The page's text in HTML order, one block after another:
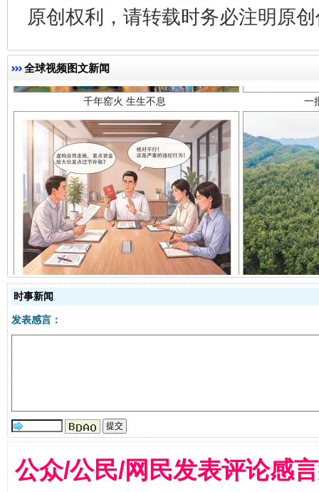
原创权利，请转载时务必注明原
全球视频图文新闻
千年窑火 生生不息 一
揭开“小金库”的免责幌子
时事新闻
发表感言：
公众/公民/网民发表评论感